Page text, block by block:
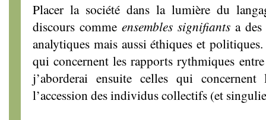
Placer la société dans la lumière du
discours comme ensembles signifiants a des
analytiques mais aussi éthiques et
qui concernent les rapports rythmiques
j’aborderai ensuite celles qui
l’accession des individus collectifs (et